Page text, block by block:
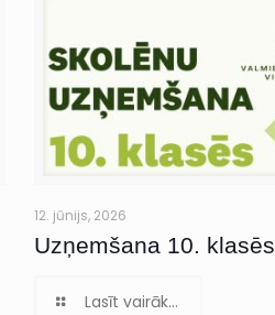
12. jūnijs, 2026
Uzņemšana 10. klasēs
Lasīt vairāk...